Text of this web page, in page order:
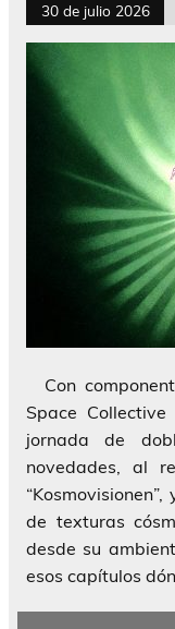
30 de julio 2026
Con
Space
jornada de
novedades, al
de texturas
desde su
esos capítulos